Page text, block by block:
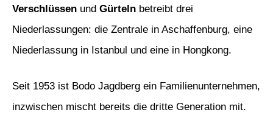
Verschlüssen und Gürteln betreibt drei
Niederlassungen: die Zentrale in Aschaffenburg, eine
Niederlassung in Istanbul und eine in Hongkong.
Seit 1953 ist Bodo Jagdberg ein Familienunternehmen,
inzwischen mischt bereits die dritte Generation mit.